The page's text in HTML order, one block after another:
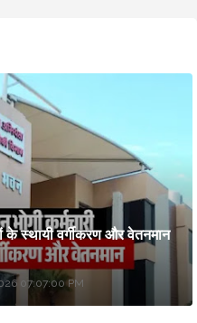
के स्थायी वर्गीकरण और वेतनमान
07:07:00 PM